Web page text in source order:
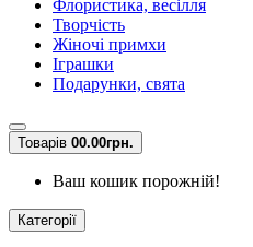
Флористика, весілля
Творчість
Жіночі примхи
Іграшки
Подарунки, свята
Товарів 00.00грн.
Ваш кошик порожній!
Категорії